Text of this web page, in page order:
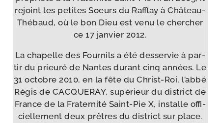
rejoint les petites Soeurs du Rafflay à Château-​
Thébaud, où le bon Dieu est venu le cher­cher
ce 17 jan­vier 2012.
La cha­pelle des Fournils a été des­ser­vie à par­
tir du prieu­ré de Nantes durant cinq années. Le
31 octobre 2010, en la fête du Christ-​Roi, l’ab­bé
Régis de CACQUERAY, supé­rieur du dis­trict de
France de la Fraternité Saint-​Pie X, ins­talle offi­
ciel­le­ment deux prêtres du dis­trict sur place.